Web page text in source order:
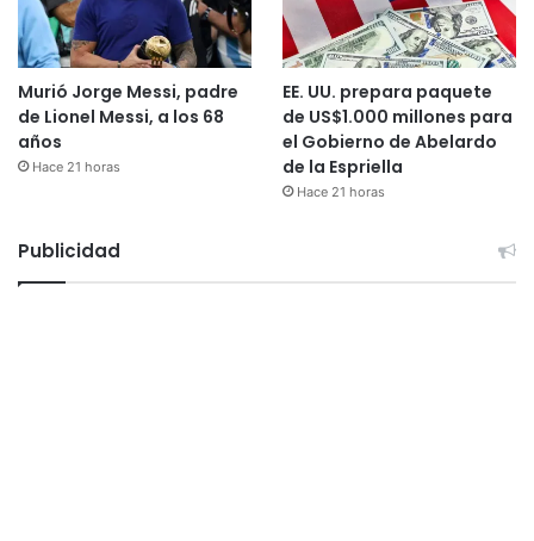
Murió Jorge Messi, padre
de Lionel Messi, a los 68
años
Hace 21 horas
EE. UU. prepara paquete
de US$1.000 millones para
el Gobierno de Abelardo
de la Espriella
Hace 21 horas
Publicidad